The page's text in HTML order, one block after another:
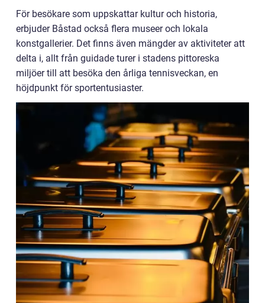
För besökare som uppskattar kultur och historia,
erbjuder Båstad också flera museer och lokala
konstgallerier. Det finns även mängder av aktiviteter att
delta i, allt från guidade turer i stadens pittoreska
miljöer till att besöka den årliga tennisveckan, en
höjdpunkt för sportentusiaster.